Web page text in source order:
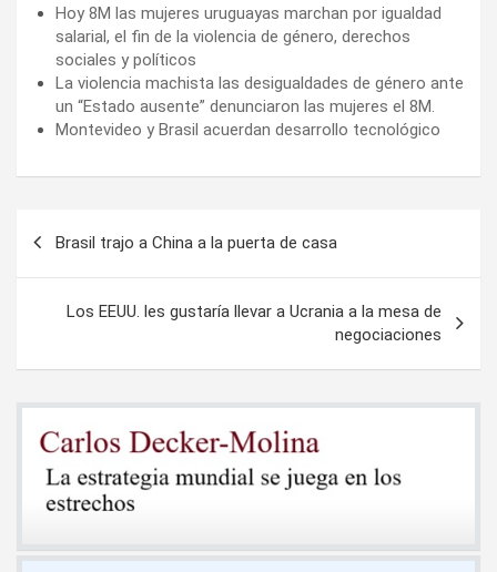
Hoy 8M las mujeres uruguayas marchan por igualdad
salarial, el fin de la violencia de género, derechos
sociales y políticos
La violencia machista las desigualdades de género ante
un “Estado ausente” denunciaron las mujeres el 8M.
Montevideo y Brasil acuerdan desarrollo tecnológico
entradas
Brasil trajo a China a la puerta de casa
Los EEUU. les gustaría llevar a Ucrania a la mesa de
negociaciones